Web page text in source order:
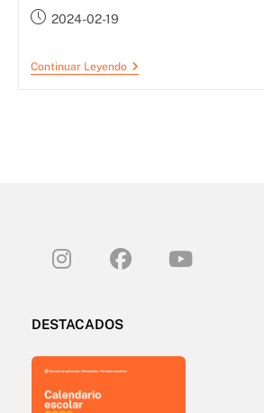
2024-02-19
Continuar Leyendo
DESTACADOS